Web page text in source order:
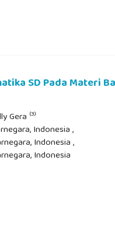
SD Pada Materi
Gera (3)
Indonesia ,
Indonesia ,
Indonesia